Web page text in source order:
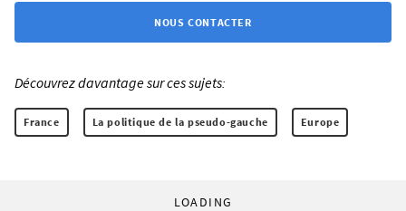
NOUS CONTACTER
Découvrez davantage sur ces sujets:
France La politique de la pseudo-gauche Europe
LOADING